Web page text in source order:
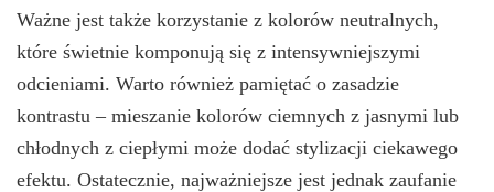
Ważne jest także korzystanie z kolorów neutralnych,
które świetnie komponują się z intensywniejszymi
odcieniami. Warto również pamiętać o zasadzie
kontrastu – mieszanie kolorów ciemnych z jasnymi lub
chłodnych z ciepłymi może dodać stylizacji ciekawego
efektu. Ostatecznie, najważniejsze jest jednak zaufanie